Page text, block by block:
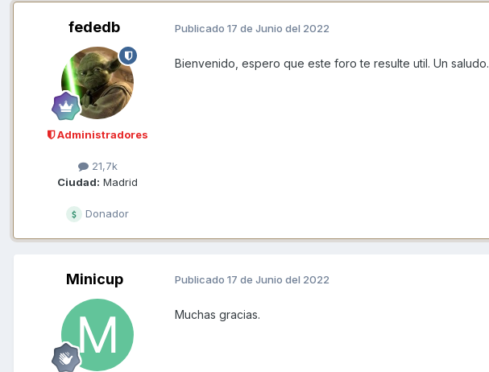
fededb
Administradores
21,7k
Ciudad: Madrid
Donador
Publicado 17 de Junio del 2022
Bienvenido, espero que este foro te resulte util. Un saludo.
Minicup Publicado 17 de Junio del 2022
Muchas gracias.